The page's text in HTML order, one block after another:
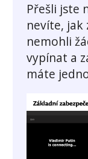
Přešli jste
nevíte, jak
nemohli
vypínat a
máte